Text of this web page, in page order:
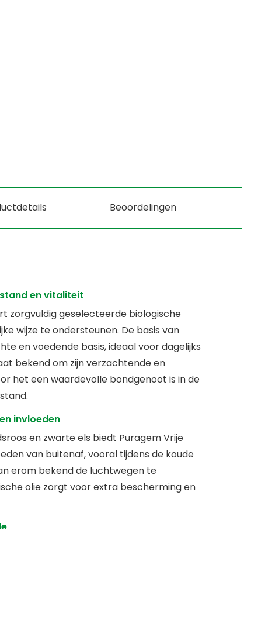
Beoordelingen
en vitaliteit
zorgvuldig geselecteerde biologische
wijze te ondersteunen. De basis van
en voedende basis, ideaal voor dagelijks
bekend om zijn verzachtende en
het een waardevolle bondgenoot is in de
invloeden
en zwarte els biedt Puragem Vrije
van buitenaf, vooral tijdens de koude
erom bekend de luchtwegen te
olie zorgt voor extra bescherming en